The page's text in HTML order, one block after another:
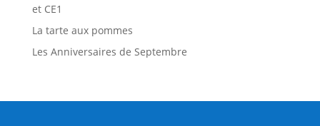
et CE1
La tarte aux pommes
Les Anniversaires de Septembre